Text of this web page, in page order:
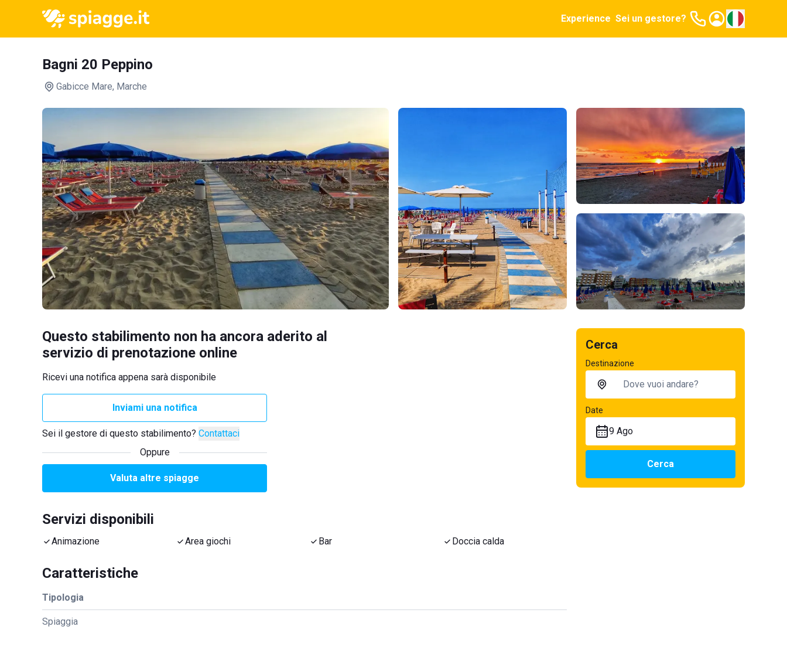
Experience Sei un gestore?
Bagni 20 Peppino
Gabicce Mare, Marche
Questo stabilimento non ha ancora aderito al
servizio di prenotazione online
Ricevi una notifica appena sarà disponibile
Inviami una notifica
Sei il gestore di questo stabilimento? Contattaci
Oppure
Valuta altre spiagge
Servizi disponibili
Animazione Area giochi Bar Doccia calda
Caratteristiche
Tipologia
Spiaggia
Cerca
Destinazione
Date
9 Ago
Cerca